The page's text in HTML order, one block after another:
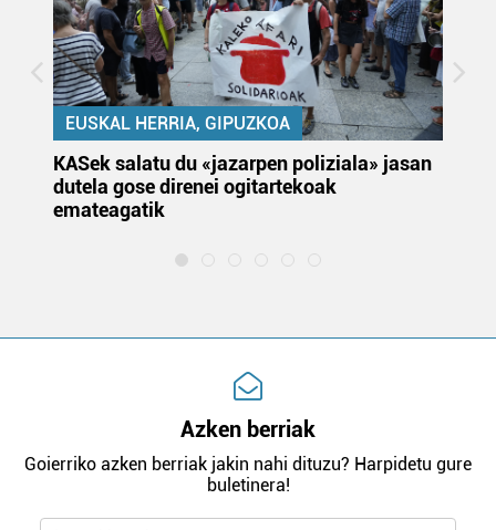
EUSKAL HERRIA, GIPUZKOA
KASek salatu du «jazarpen poliziala» jasan
dutela gose direnei ogitartekoak
emateagatik
Azken berriak
Goierriko azken berriak jakin nahi dituzu? Harpidetu gure
buletinera!